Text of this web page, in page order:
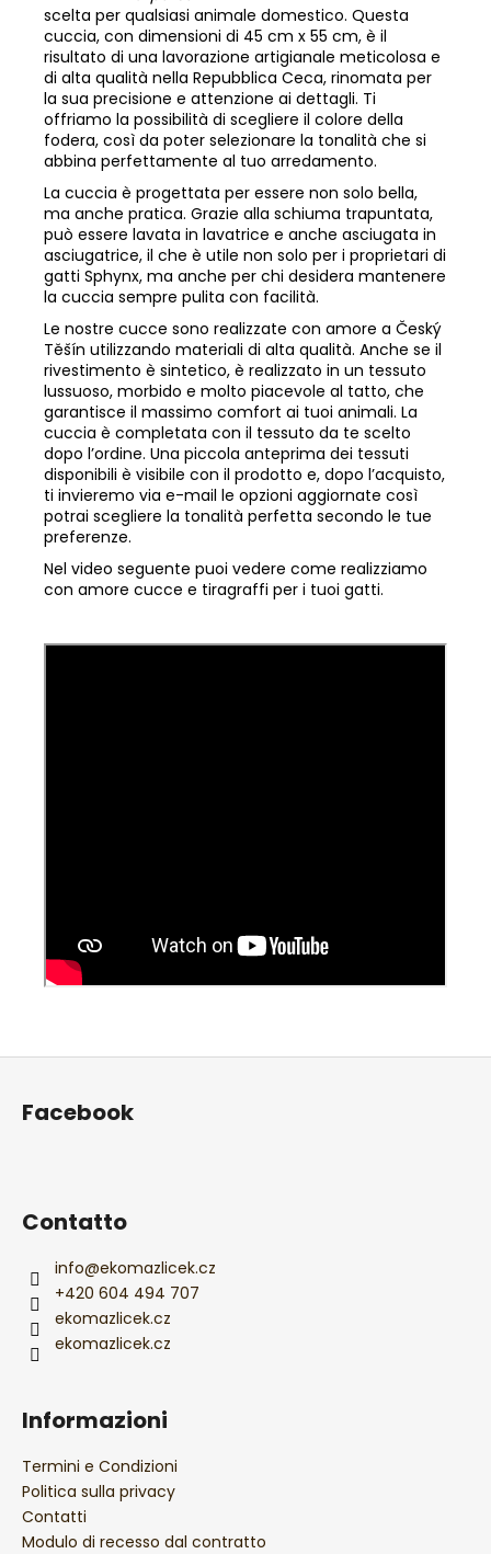
scelta per qualsiasi animale domestico. Questa
cuccia, con dimensioni di 45 cm x 55 cm, è il
risultato di una lavorazione artigianale meticolosa e
di alta qualità nella Repubblica Ceca, rinomata per
la sua precisione e attenzione ai dettagli. Ti
offriamo la possibilità di scegliere il colore della
fodera, così da poter selezionare la tonalità che si
abbina perfettamente al tuo arredamento.
La cuccia è progettata per essere non solo bella,
ma anche pratica. Grazie alla schiuma trapuntata,
può essere lavata in lavatrice e anche asciugata in
asciugatrice, il che è utile non solo per i proprietari di
gatti Sphynx, ma anche per chi desidera mantenere
la cuccia sempre pulita con facilità.
Le nostre cucce sono realizzate con amore a Český
Těšín utilizzando materiali di alta qualità. Anche se il
rivestimento è sintetico, è realizzato in un tessuto
lussuoso, morbido e molto piacevole al tatto, che
garantisce il massimo comfort ai tuoi animali. La
cuccia è completata con il tessuto da te scelto
dopo l’ordine. Una piccola anteprima dei tessuti
disponibili è visibile con il prodotto e, dopo l’acquisto,
ti invieremo via e-mail le opzioni aggiornate così
potrai scegliere la tonalità perfetta secondo le tue
preferenze.
Nel video seguente puoi vedere come realizziamo
con amore cucce e tiragraffi per i tuoi gatti.
P
Facebook
Contatto
info@ekomazlicek.cz
+420 604 494 707
ekomazlicek.cz
ekomazlicek.cz
Informazioni
Termini e Condizioni
Politica sulla privacy
Contatti
Modulo di recesso dal contratto